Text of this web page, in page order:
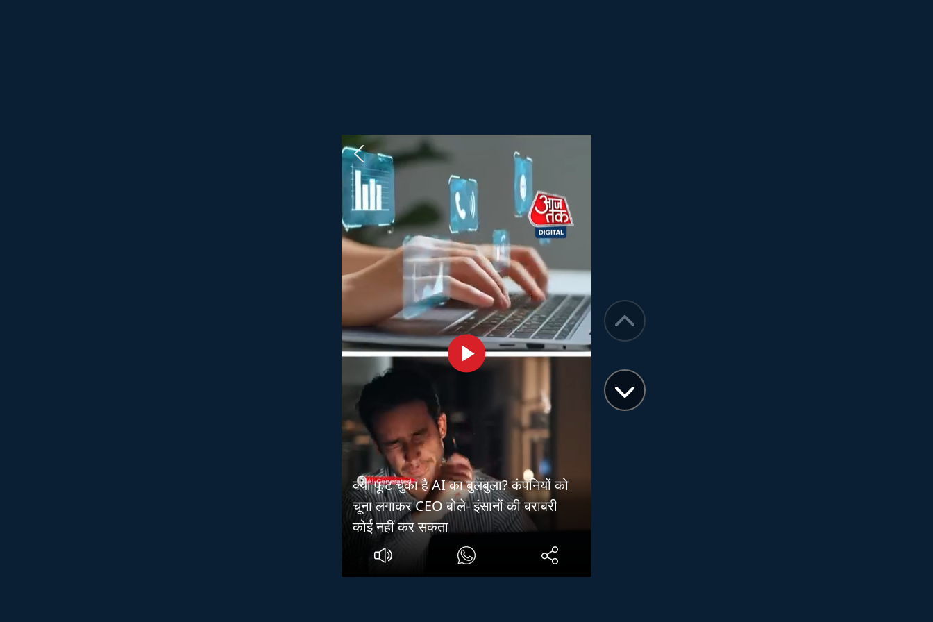
क्या फूट चुका है AI का बुलबुला? कंपनियों को
चूना लगाकर CEO बोले- इंसानों की बराबरी
कोई नहीं कर सकता